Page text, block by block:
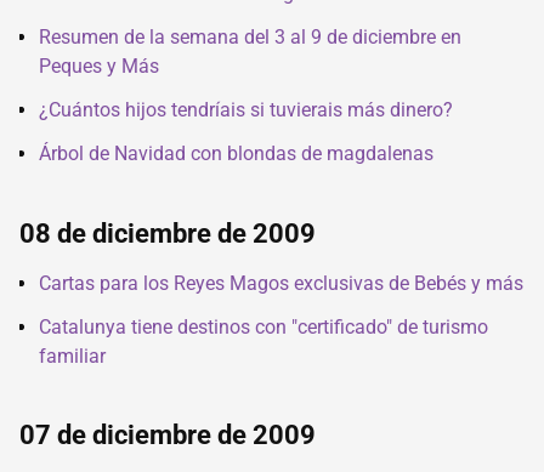
Resumen de la semana del 3 al 9 de diciembre en
Peques y Más
¿Cuántos hijos tendríais si tuvierais más dinero?
Árbol de Navidad con blondas de magdalenas
08 de diciembre de 2009
Cartas para los Reyes Magos exclusivas de Bebés y más
Catalunya tiene destinos con "certificado" de turismo
familiar
07 de diciembre de 2009